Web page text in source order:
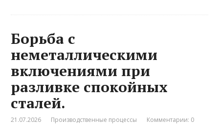
Борьба с
неметаллическими
включениями при
разливке спокойных
сталей.
21.07.2026 Производственные процессы Комментарии: 0